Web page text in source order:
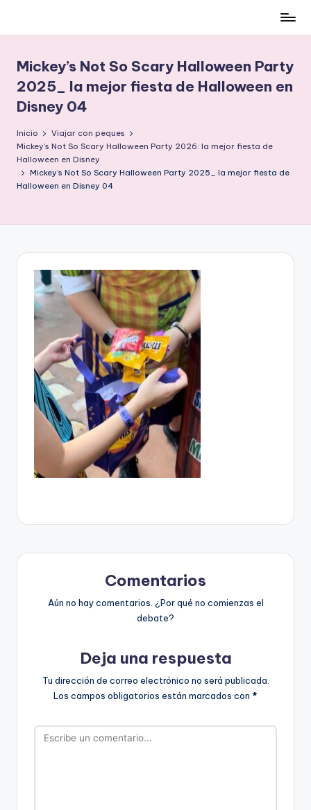
contenido
low-
cost
y
no
en
el
intento
Mickey’s Not So Scary Halloween Party
2025_ la mejor fiesta de Halloween en
Disney 04
Inicio
Viajar con peques
Mickey’s Not So Scary Halloween Party 2026: la mejor fiesta de
Halloween en Disney
Mickey’s Not So Scary Halloween Party 2025_ la mejor fiesta de
Halloween en Disney 04
Comentarios
Aún no hay comentarios. ¿Por qué no comienzas el
debate?
Deja una respuesta
Tu dirección de correo electrónico no será publicada.
Los campos obligatorios están marcados con *